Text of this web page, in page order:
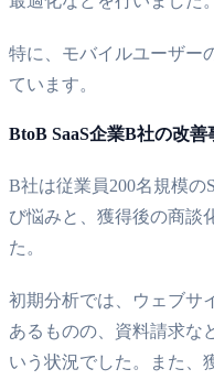
特に、モバイルユーザー
ています。
BtoB SaaS企業B社の改善
B社は従業員200名規模の
び悩みと、獲得後の商談
た。
初期分析では、ウェブサ
あるものの、資料請求な
いう状況でした。また、